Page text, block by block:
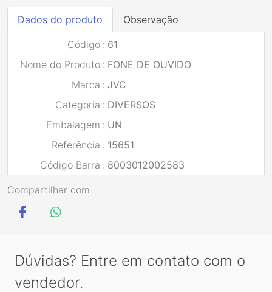
Dados do produto Observação
Código : 61
Nome do Produto : FONE DE OUVIDO
Marca : JVC
Categoria : DIVERSOS
Embalagem : UN
Referência : 15651
Código Barra : 8003012002583
Compartilhar com
Dúvidas? Entre em contato com o
vendedor.